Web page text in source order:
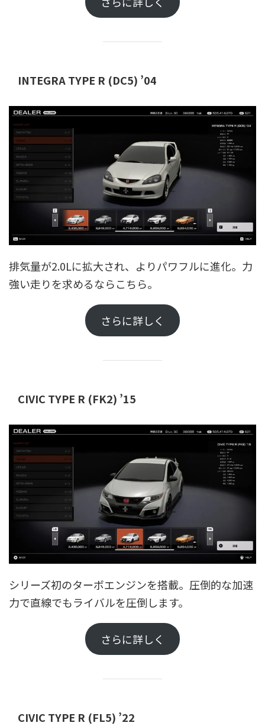
INTEGRA TYPE R (DC5) ’04
排気量が2.0Lに拡大され、よりパワフルに進化。力
強い走りを求めるならこちら。
さらに詳しく
CIVIC TYPE R (FK2) ’15
シリーズ初のターボエンジンを搭載。圧倒的な加速
力で直線でもライバルを圧倒します。
さらに詳しく
CIVIC TYPE R (FL5) ’22